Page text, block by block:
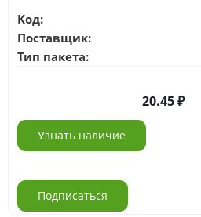
Код:
Поставщик:
Тип пакета:
20.45
Узнать наличие
Подписаться